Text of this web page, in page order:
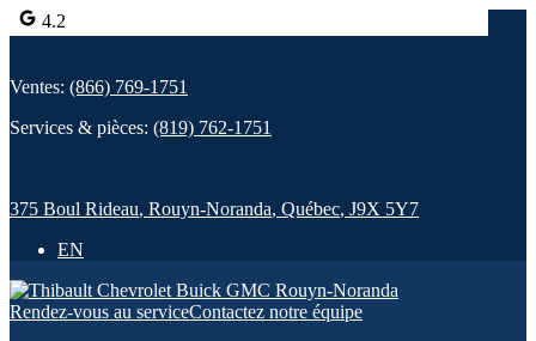
4.2
Ventes: (866) 769-1751
Services & pièces: (819) 762-1751
375 Boul Rideau, Rouyn-Noranda, Québec, J9X 5Y7
EN
Rendez-vous au serviceContactez notre équipe